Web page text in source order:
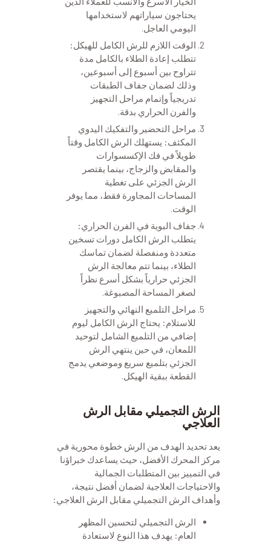
يحتاجون سياراتهم لاستخدامها
اليومي العاجل.
الوقت اللازم للرش الكامل للهيكل:
تتطلب إعادة الطلاء بالكامل مدة
تتراوح بين أسبوع إلى أسبوعين،
وذلك لضمان جفاف الطبقات
تدريجياً وإتمام مراحل التجهيز
والفرن الحراري بدقة.
مراحل التحضير والتفكيك اليدوي
المكثف: يستهلك الرش الكامل وقتاً
طويلاً في فك الإكسسوارات
والمقابض والزجاج، بينما يقتصر
الرش الجزئي على تغطية
المساحات المجاورة فقط، مما يوفر
الوقت.
جفاف البوية في الفرن الحراري:
يتطلب الرش الكامل دورات تسخين
متعددة ومنفصلة لضمان تماسك
الطلاء، بينما تتم معالجة الرش
الجزئي حرارياً بشكل أسرع نظراً
لصغر المساحة المصبوغة.
مراحل التلميع النهائي والتجهيز
للاستلام: يحتاج الرش الكامل ليوم
إضافي من التلميع الشامل لتوحيد
اللمعان، في حين ينتهي الرش
الجزئي بتلميع سريع وموضعي يدمج
القطعة ببقية الهيكل.
الرش التجميلي مقابل الرش
العلاجي
يعد تحديد الهدف من الرش خطوة محورية في
مركز المحرك الأفضل، حيث يساعدك خبراؤنا
في التمييز بين المتطلبات الجمالية
والاحتياجات العلاجية لضمان أفضل نتيجة،
وأهداف الرش التجميلي مقابل الرش العلاجي:
الرش التجميلي لتحسين المظهر
العام: يهدف هذا النوع لاستعادة